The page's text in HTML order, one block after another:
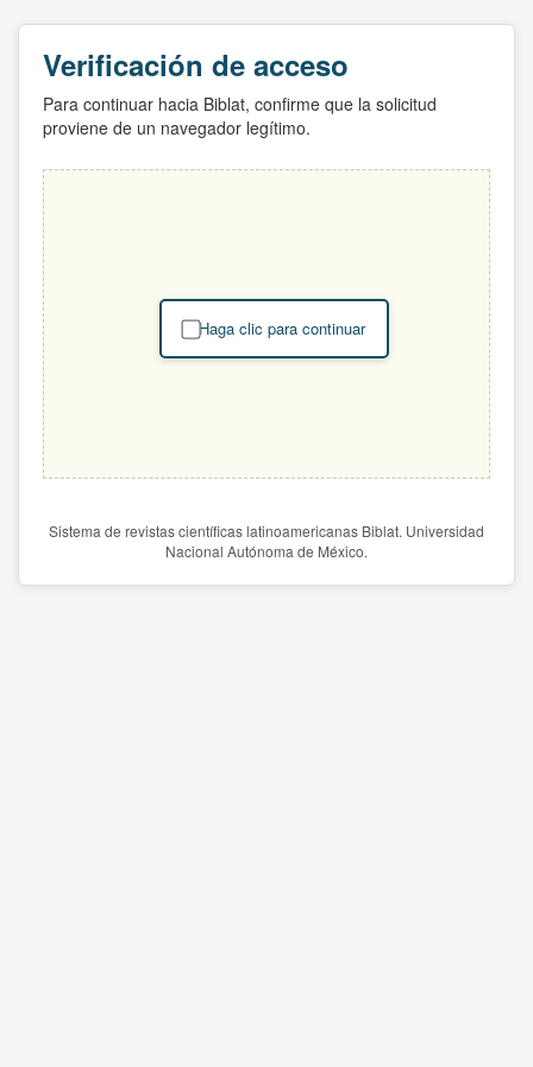
Verificación de acceso
Para continuar hacia Biblat, confirme que la solicitud
proviene de un navegador legítimo.
Haga clic para continuar
Sistema de revistas científicas latinoamericanas Biblat. Universidad
Nacional Autónoma de México.